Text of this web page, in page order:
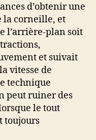
d’obtenir une
la corneille, et
l’arrière-plan soit
et suivait
vitesse de
technique
peut ruiner des
le tout
toujours